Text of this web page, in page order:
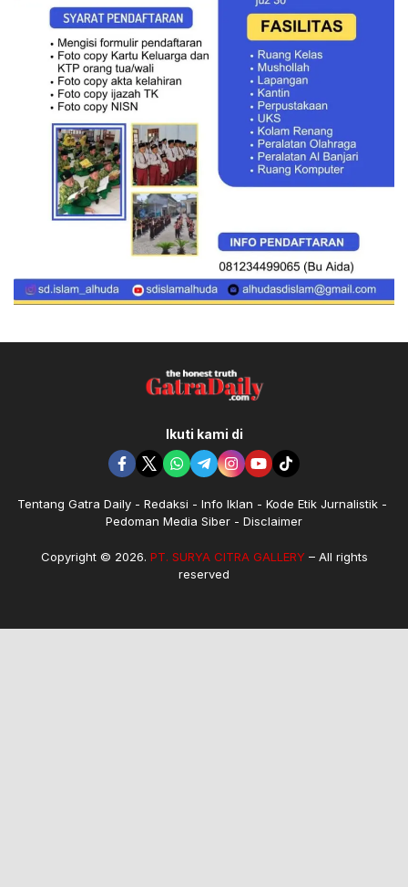
Ikuti kami di
Tentang Gatra Daily Redaksi Info Iklan
Kode Etik Jurnalistik
Pedoman Media Siber
Disclaimer
Copyright © 2026. PT. SURYA CITRA GALLERY– All rights
reserved